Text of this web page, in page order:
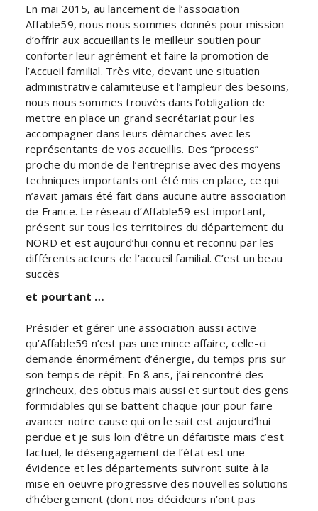
En mai 2015, au lancement de l’association
Affable59, nous nous sommes donnés pour mission
d’offrir aux accueillants le meilleur soutien pour
conforter leur agrément et faire la promotion de
l’Accueil familial. Très vite, devant une situation
administrative calamiteuse et l’ampleur des besoins,
nous nous sommes trouvés dans l’obligation de
mettre en place un grand secrétariat pour les
accompagner dans leurs démarches avec les
représentants de vos accueillis. Des “process”
proche du monde de l’entreprise avec des moyens
techniques importants ont été mis en place, ce qui
n’avait jamais été fait dans aucune autre association
de France. Le réseau d’Affable59 est important,
présent sur tous les territoires du département du
NORD et est aujourd’hui connu et reconnu par les
différents acteurs de l’accueil familial. C’est un beau
succès
et pourtant …
Présider et gérer une association aussi active
qu’Affable59 n’est pas une mince affaire, celle-ci
demande énormément d’énergie, du temps pris sur
son temps de répit. En 8 ans, j’ai rencontré des
grincheux, des obtus mais aussi et surtout des gens
formidables qui se battent chaque jour pour faire
avancer notre cause qui on le sait est aujourd’hui
perdue et je suis loin d’être un défaitiste mais c’est
factuel, le désengagement de l’état est une
évidence et les départements suivront suite à la
mise en oeuvre progressive des nouvelles solutions
d’hébergement (dont nos décideurs n’ont pas